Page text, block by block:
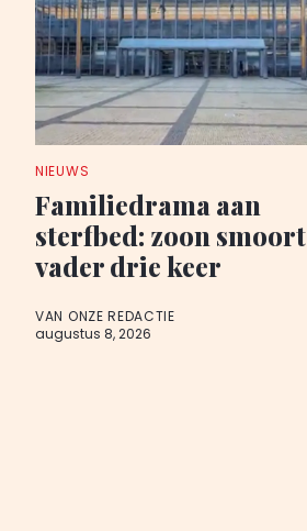
NIEUWS
Familiedrama aan
sterfbed: zoon smoort
vader drie keer
VAN ONZE REDACTIE
augustus 8, 2026